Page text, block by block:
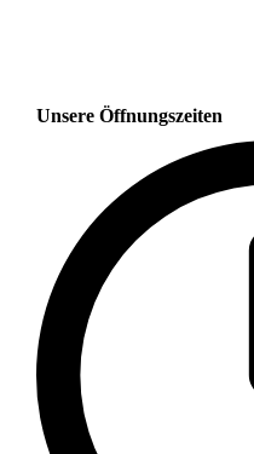
Unsere Öffnungszeiten